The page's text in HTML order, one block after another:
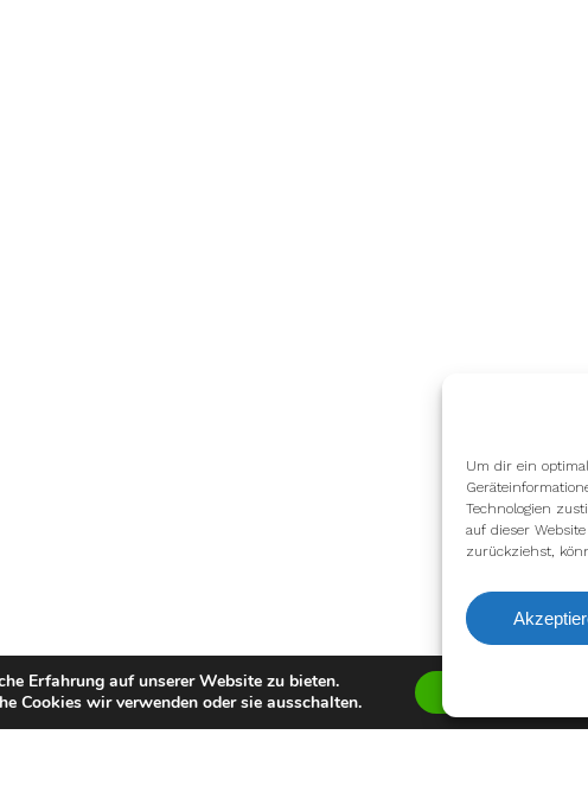
Um dir ein
Technologien
auf dieser
zurückziehst,
Erfahrung auf unserer Website zu bieten.
Cookies wir verwenden oder sie ausschalten.